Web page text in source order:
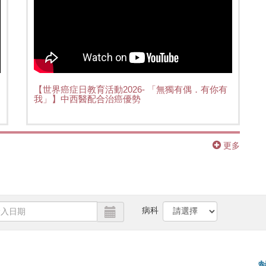
【世界癌症日教育活動2026- 「無獨有偶．有你有
我」】中西醫配合治癌優勢
更多
病科